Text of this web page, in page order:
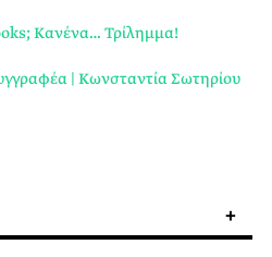
Κανένα… Τρίλημμα!
| Κωνσταντία Σωτηρίου